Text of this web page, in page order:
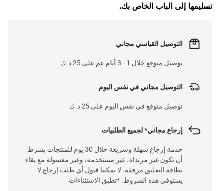
تسليمها إلى الباب الخاص بك.
التوصيل القياسي مجاني
توصيل متوقع خلال 1 - 3 أيام عم على 25 د.ك
التوصيل مجاني في نفس اليوم
توصيل متوقع في نفس اليوم على 25 د.ك
إرجاع مجاني* لجميع الطلبيات
خدمة إرجاع سهلة وسريعة خلال 30 يوم للمنتجات بشرط
أن تكون غير مرتداة، غير مستخدمة، وغير مغسولة مع بقاء
بطاقة التعليق مرفقة. لا يمكننا قبول أي طلب إرجاع لا
يستوفي هذه الشروط. *تطبق الاستثناءات